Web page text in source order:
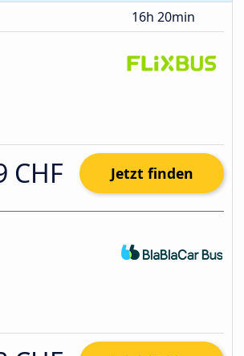
16h 20min
CHF Jetzt finden